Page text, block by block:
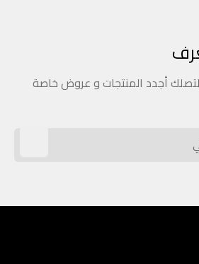
لتصلك أجدد المنتجات و عروض خاصة